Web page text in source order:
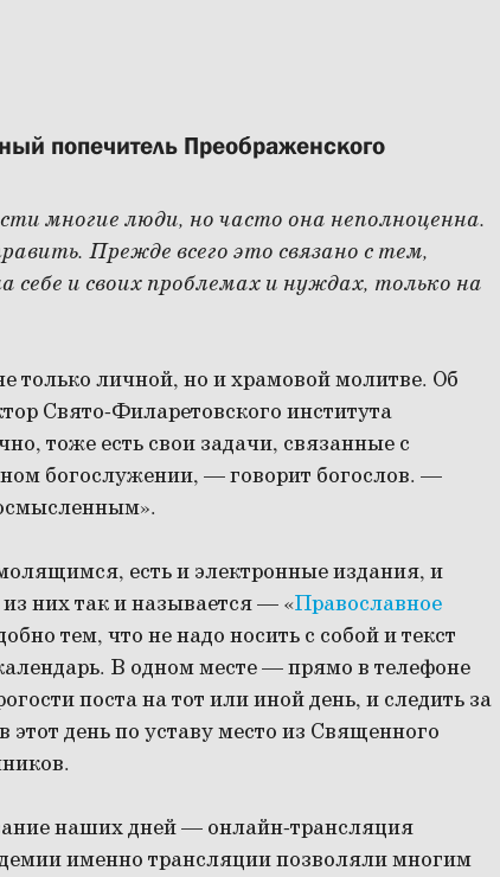
попечитель Преображенского
многие люди, но часто она неполноценна.
Прежде всего это связано с тем,
и своих проблемах и нуждах, только на
только личной, но и храмовой молитве. Об
Свято-Филаретовского института
тоже есть свои задачи, связанные с
богослужении, — говорит богослов. —
есть и электронные издания, и
них так и называется — «Православное
тем, что не надо носить с собой и текст
В одном месте — прямо в телефоне
поста на тот или иной день, и следить за
день по уставу место из Священного
наших дней — онлайн-трансляция
именно трансляции позволяли многим